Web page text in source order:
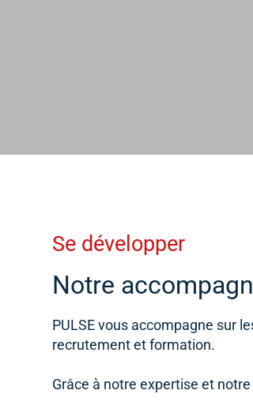
Se développer
Notre
PULSE vous accompagne sur
recrutement et formation.
Grâce à notre expertise et